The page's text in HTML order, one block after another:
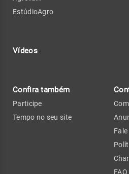
EstúdioAgro
Vídeos
Confira também
Participe
Tempo no seu site
FAQ